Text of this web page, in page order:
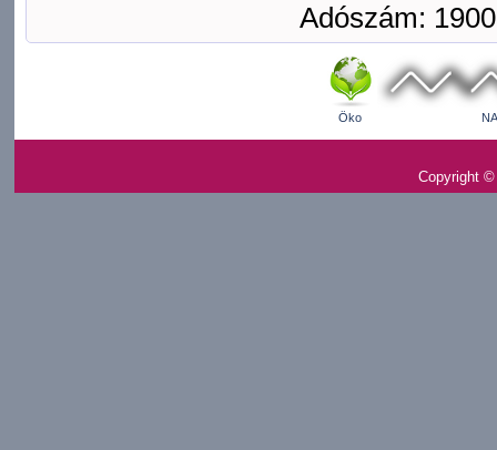
Adószám:
Öko
Copyright